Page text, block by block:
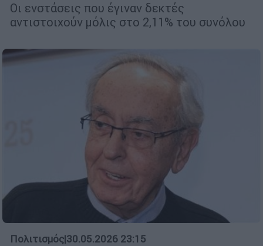
Οι ενστάσεις που έγιναν δεκτές
αντιστοιχούν μόλις στο 2,11% του συνόλου
Πολιτισμός|30.05.2026 23:15